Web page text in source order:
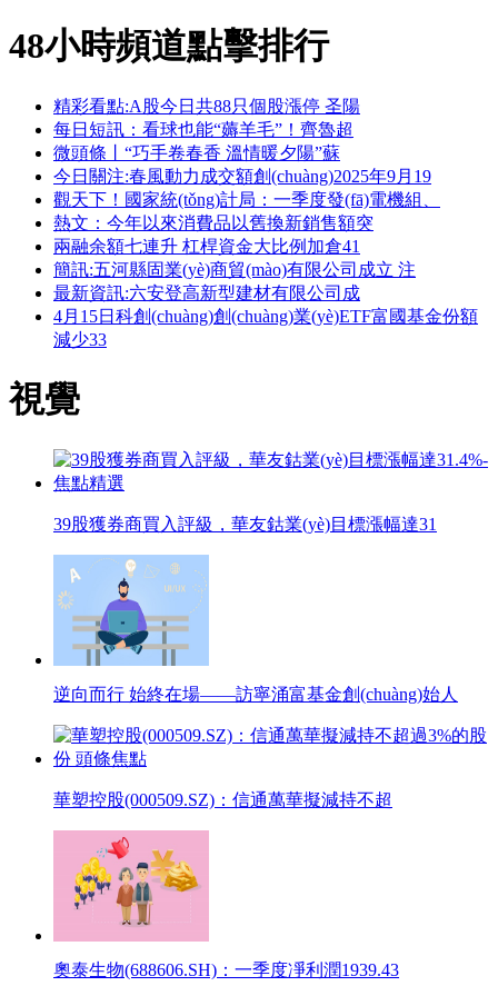
48小時頻道點擊排行
精彩看點:A股今日共88只個股漲停 圣陽
每日短訊：看球也能“薅羊毛”！齊魯超
微頭條丨“巧手卷春香 溫情暖夕陽”蘇
今日關注:春風動力成交額創(chuàng)2025年9月19
觀天下！國家統(tǒng)計局：一季度發(fā)電機組、
熱文：今年以來消費品以舊換新銷售額突
兩融余額七連升 杠桿資金大比例加倉41
簡訊:五河縣固業(yè)商貿(mào)有限公司成立 注
最新資訊:六安登高新型建材有限公司成
4月15日科創(chuàng)創(chuàng)業(yè)ETF富國基金份額
減少33
視覺
39股獲券商買入評級，華友鈷業(yè)目標漲幅達31
逆向而行 始終在場——訪寧涌富基金創(chuàng)始人
華塑控股(000509.SZ)：信通萬華擬減持不超
奧泰生物(688606.SH)：一季度凈利潤1939.43